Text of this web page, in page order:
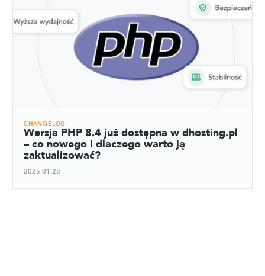
CHANGELOG
Wersja PHP 8.4 już dostępna w dhosting.pl
– co nowego i dlaczego warto ją
zaktualizować?
2025-01-28